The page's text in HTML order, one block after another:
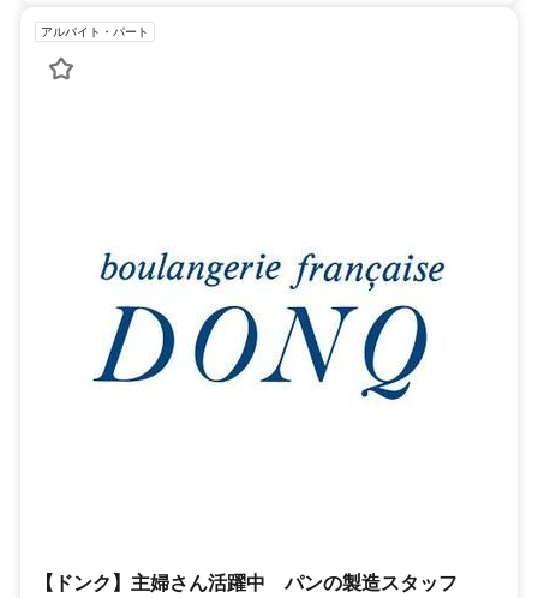
アルバイト・パート
【ドンク】主婦さん活躍中 パンの製造スタッフ